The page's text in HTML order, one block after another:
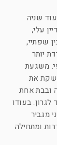
שניה
עלי,
שפתיי,
יותר
משגעת
את
ובבת אחת
בעודו
מגביר
ומתחילה